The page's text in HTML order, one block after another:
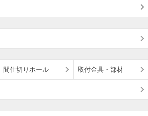
間仕切りポール 取付金具・部材